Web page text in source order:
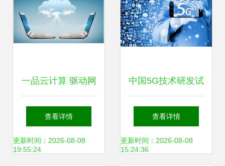
一品云计算 驱动网
络技术开发的新引
擎
查看详情
更新时间：2026-08-08
19:55:24
中国5G技术研发试
验全面启动，商用
网络建设蓄势待发
查看详情
更新时间：2026-08-08
15:24:36